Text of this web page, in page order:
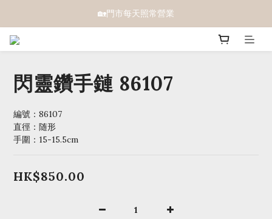
🏡門市每天照常營業
閃靈鑽手鏈 86107
編號：86107
直徑：随形
手圍：15-15.5cm
HK$850.00